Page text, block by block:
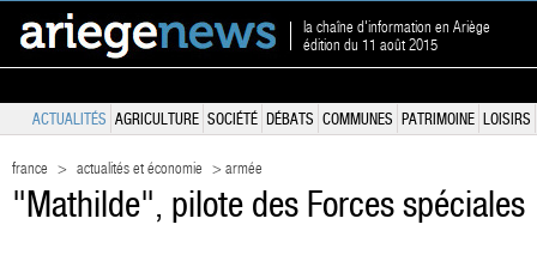
la chaîne d'information en Ariège
édition du 11 août 2015
ACTUALITÉS AGRICULTURE SOCIÉTÉ DÉBATS COMMUNES PATRIMOINE LOISIRS
france > actualités et économie > armée
"Mathilde", pilote des Forces spéciales